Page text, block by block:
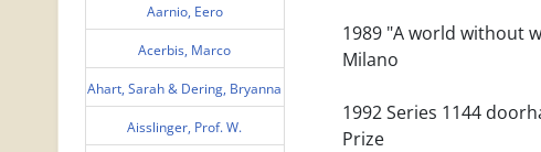
Aarnio, Eero
Acerbis, Marco
Ahart, Sarah & Dering, Bryanna
Aisslinger, Prof. W.
1989 "A world without
Milano
1992 Series 1144
Prize